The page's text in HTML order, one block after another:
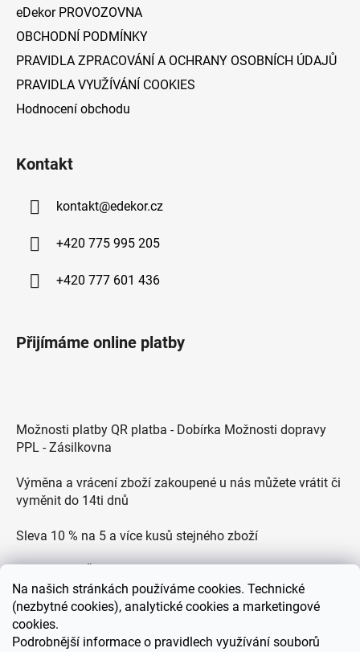
Na našich stránkách používáme cookies. Technické
(nezbytné cookies), analytické cookies a marketingové
cookies.
Podrobnější informace o pravidlech využívání souborů
eDekor PROVOZOVNA
OBCHODNÍ PODMÍNKY
PRAVIDLA ZPRACOVÁNÍ A OCHRANY OSOBNÍCH ÚDAJŮ
PRAVIDLA VYUŽÍVÁNÍ COOKIES
Hodnocení obchodu
Kontakt
kontakt@edekor.cz
+420 775 995 205
+420 777 601 436
Přijímáme online platby
Možnosti platby QR platba - Dobírka Možnosti dopravy
PPL - Zásilkovna
Výměna a vrácení zboží zakoupené u nás můžete vrátit či
vyměnit do 14ti dnů
Sleva 10 % na 5 a více kusů stejného zboží
Zákaznická podpora každý všední den od 9.00 do 18.00
hodin